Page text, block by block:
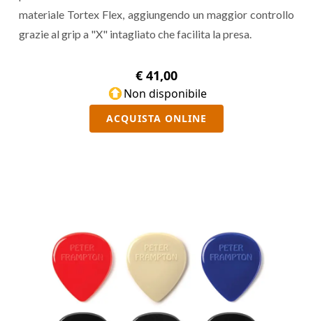
materiale Tortex Flex, aggiungendo un maggior controllo
grazie al grip a "X" intagliato che facilita la presa.
€ 41,00
Non disponibile
ACQUISTA ONLINE